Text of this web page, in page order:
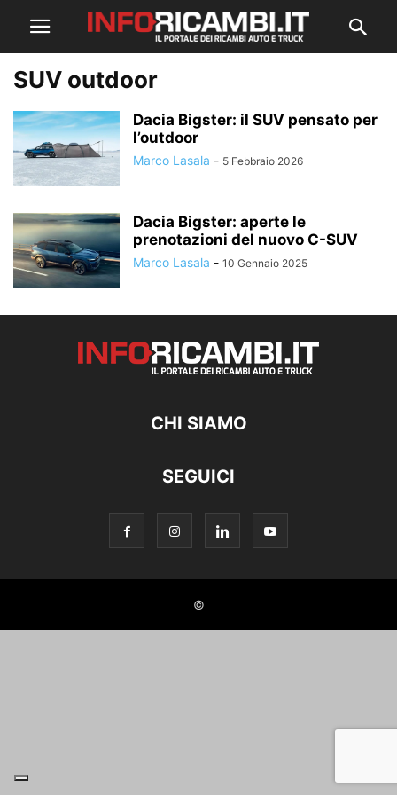
SUV outdoor
Dacia Bigster: il SUV pensato per
l’outdoor
Marco Lasala - 5 Febbraio 2026
Dacia Bigster: aperte le
prenotazioni del nuovo C-SUV
Marco Lasala - 10 Gennaio 2025
CHI SIAMO
SEGUICI
©